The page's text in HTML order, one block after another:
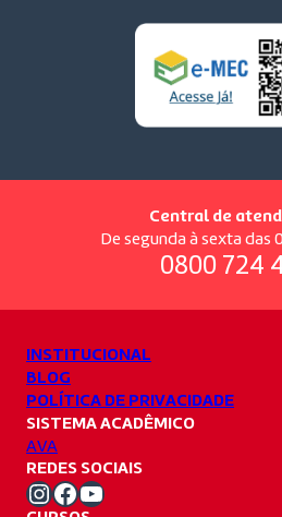
Central de
De segunda à sexta das
0800 724
INSTITUCIONAL
BLOG
POLÍTICA DE PRIVACIDADE
SISTEMA ACADÊMICO
AVA
REDES SOCIAIS
Instagram Unifacvest Facebook Unifacvest Youtube Unifacvest